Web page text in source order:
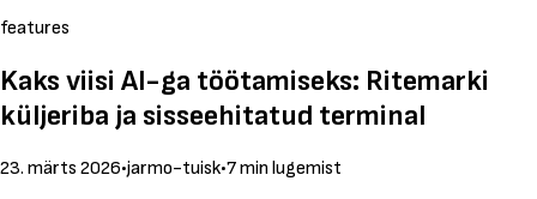
features
Kaks viisi AI-ga töötamiseks: Ritemarki
küljeriba ja sisseehitatud terminal
23. märts 2026•jarmo-tuisk•7 min lugemist